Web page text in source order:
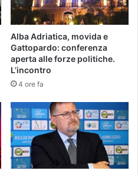
Alba Adriatica, movida e
Gattopardo: conferenza
aperta alle forze politiche.
L’incontro
4 ore fa